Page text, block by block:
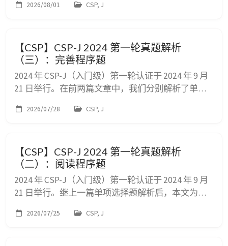
择题（共 15 题，每题 2 分，共计 30 分） 的原题还
拓扑排序 等核心知识点。 📌 一、单项...
2026/08/01 CSP, J
【CSP】CSP-J 2024 第一轮真题解析
（三）：完善程序题
2024 年 CSP-J（入门级）第一轮认证于 2024 年 9 月
21 日举行。在前两篇文章中，我们分别解析了单项
一轮真题解析的第三部分：完善程序题（共 2 大题，
2024 年入门级的两道完善程序题分别为： 判断平方
数...
2026/07/28 CSP, J
【CSP】CSP-J 2024 第一轮真题解析
（二）：阅读程序题
2024 年 CSP-J（入门级）第一轮认证于 2024 年 9 月
21 日举行。继上一篇单项选择题解析后，本文为您
的逐题源码分析、逻辑推理与深度全解析。 阅读程
2026/07/25 CSP, J